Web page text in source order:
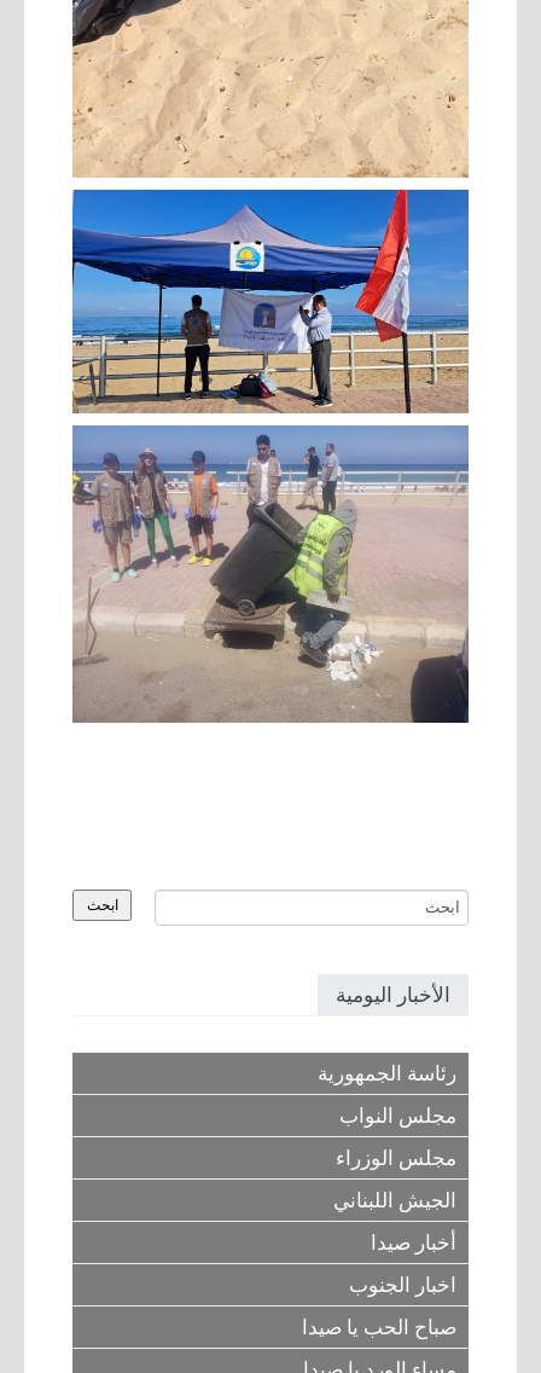
الأخبار اليومية
رئاسة الجمهورية
مجلس النواب
مجلس الوزراء
الجيش اللبناني
أخبار صيدا
اخبار الجنوب
صباح الحب يا صيدا